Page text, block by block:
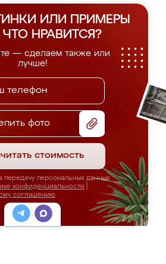
ИЛИ ПРИМЕРЫ
ЧТО НРАВИТСЯ?
— сделаем также или
лучше!
фото
стоимость
передачу персональных данных
конфиденциальности
соглашению